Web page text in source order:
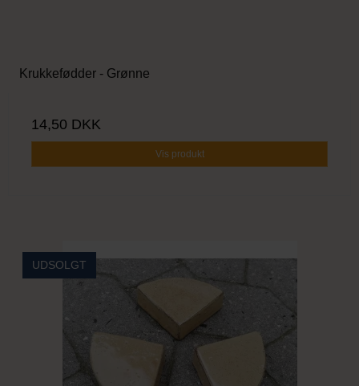
Krukkefødder - Grønne
14,50 DKK
Vis produkt
UDSOLGT